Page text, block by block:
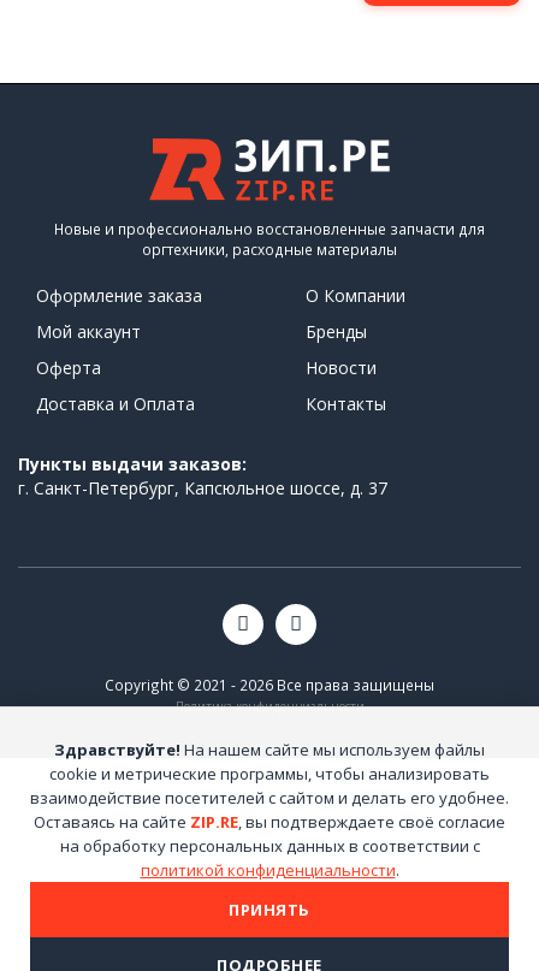
Новые и профессионально восстановленные запчасти для
оргтехники, расходные материалы
Оформление заказа
Мой аккаунт
Оферта
Доставка и Оплата
О Компании
Бренды
Новости
Контакты
Пункты выдачи заказов:
г. Санкт-Петербург, Капсюльное шоссе, д. 37
Copyright © 2021 - 2026 Все права защищены
Политика конфиденциальности
Здравствуйте! На нашем сайте мы используем файлы
cookie и метрические программы, чтобы анализировать
взаимодействие посетителей с сайтом и делать его удобнее.
Оставаясь на сайте ZIP.RE, вы подтверждаете своё согласие
на обработку персональных данных в соответствии с
политикой конфиденциальности.
ПРИНЯТЬ
ПОДРОБНЕЕ